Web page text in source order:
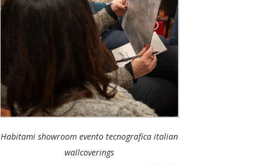
Habitami showroom evento tecnografica italian
wallcoverings